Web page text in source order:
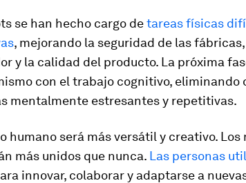
se han hecho cargo detareas físicas
, mejorando la seguridad de las
y la calidad del producto. La próxima
con el trabajo cognitivo, eliminando
mentalmente estresantes y repetitivas.
humano será más versátil y creativo. Los
más unidos que nunca. Las personas
innovar, colaborar y adaptarse a